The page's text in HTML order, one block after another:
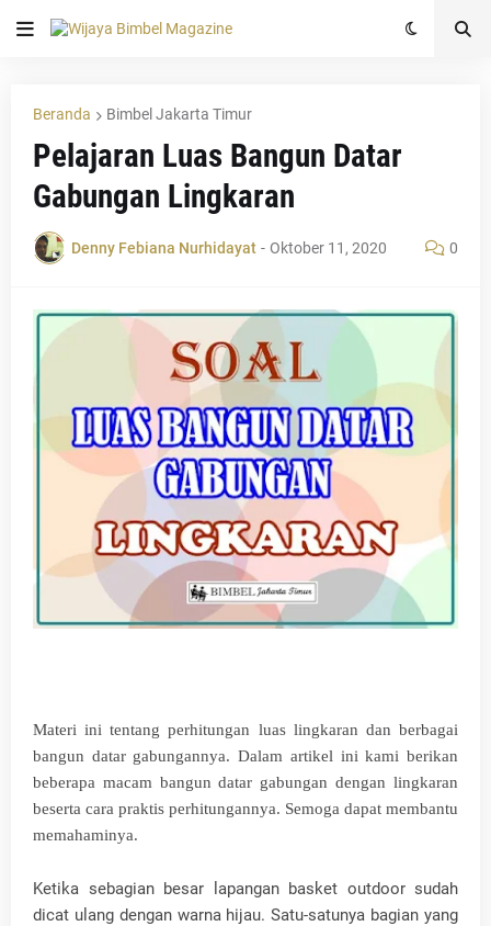
Beranda Bimbel Jakarta Timur
Pelajaran Luas Bangun Datar
Gabungan Lingkaran
Denny Febiana Nurhidayat - Oktober 11, 2020 0
Materi ini tentang perhitungan luas lingkaran dan berbagai
bangun datar gabungannya. Dalam artikel ini kami berikan
beberapa macam bangun datar gabungan dengan lingkaran
beserta cara praktis perhitungannya. Semoga dapat membantu
memahaminya.
Ketika sebagian besar lapangan basket outdoor sudah
dicat ulang dengan warna hijau. Satu-satunya bagian yang